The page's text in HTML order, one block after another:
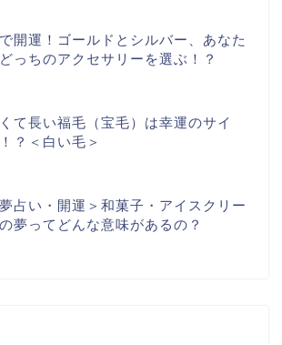
開運！ゴールドとシルバー、あなた
っちのアクセサリーを選ぶ！？
て長い福毛（宝毛）は幸運のサイ
？＜白い毛＞
占い・開運＞和菓子・アイスクリー
夢ってどんな意味があるの？